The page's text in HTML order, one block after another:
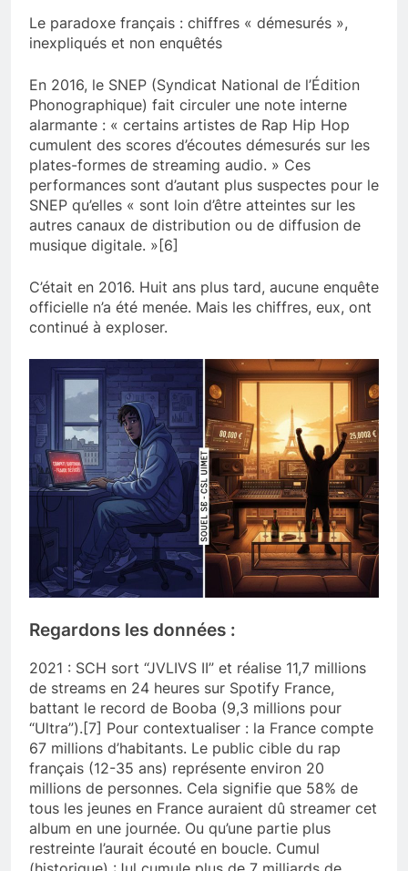
Le paradoxe français : chiffres « démesurés »,
inexpliqués et non enquêtés
En 2016, le SNEP (Syndicat National de l’Édition
Phonographique) fait circuler une note interne
alarmante : « certains artistes de Rap Hip Hop
cumulent des scores d’écoutes démesurés sur les
plates-formes de streaming audio. » Ces
performances sont d’autant plus suspectes pour le
SNEP qu’elles « sont loin d’être atteintes sur les
autres canaux de distribution ou de diffusion de
musique digitale. »[6]
C’était en 2016. Huit ans plus tard, aucune enquête
officielle n’a été menée. Mais les chiffres, eux, ont
continué à exploser.
Regardons les données :
2021 : SCH sort “JVLIVS II” et réalise 11,7 millions
de streams en 24 heures sur Spotify France,
battant le record de Booba (9,3 millions pour
“Ultra”).[7] Pour contextualiser : la France compte
67 millions d’habitants. Le public cible du rap
français (12-35 ans) représente environ 20
millions de personnes. Cela signifie que 58% de
tous les jeunes en France auraient dû streamer cet
album en une journée. Ou qu’une partie plus
restreinte l’aurait écouté en boucle. Cumul